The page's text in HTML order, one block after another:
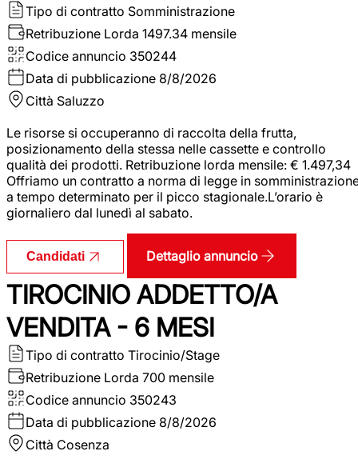
Tipo di contratto Somministrazione
Retribuzione Lorda 1497.34 mensile
Codice annuncio 350244
Data di pubblicazione 8/8/2026
Città Saluzzo
Le risorse si occuperanno di raccolta della frutta,
posizionamento della stessa nelle cassette e controllo
qualità dei prodotti. Retribuzione lorda mensile: € 1.497,34
Offriamo un contratto a norma di legge in
a tempo determinato per il picco stagionale.L’orario è
giornaliero dal lunedì al sabato.
Candidati Dettaglio annuncio
TIROCINIO ADDETTO/A
VENDITA - 6 MESI
Tipo di contratto Tirocinio/Stage
Retribuzione Lorda 700 mensile
Codice annuncio 350243
Data di pubblicazione 8/8/2026
Città Cosenza